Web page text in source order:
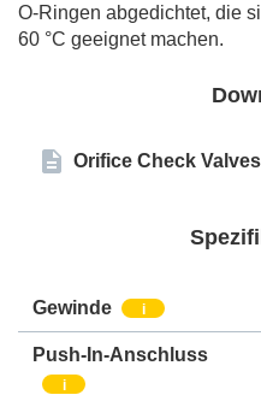
O-Ringen abgedichtet, die
60 °C geeignet machen.
Orifice Check Valves
Gewinde i
Push-In-Anschluss
i